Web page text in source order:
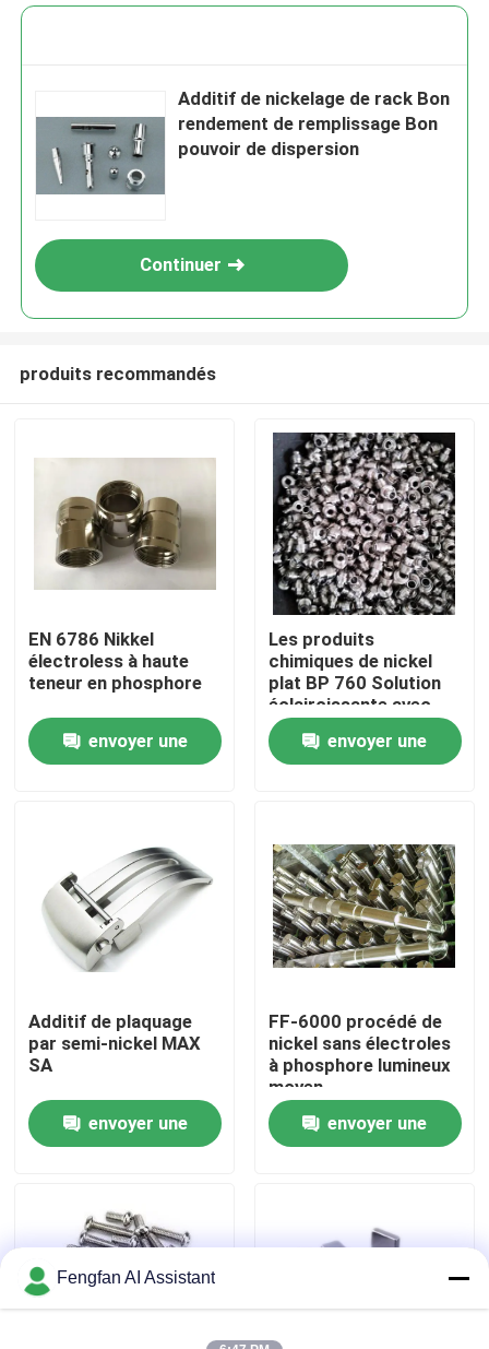
Accueil
À propos de nous
Contrôle de qualité
Nous contacter
Demander un devis
Produits chimiques de zingage
Additif de nickelage de rack Bon
rendement de remplissage Bon
pouvoir de dispersion
Continuer
produits recommandés
EN 6786 Nikkel
électroless à haute
teneur en phosphore
envoyer une
Les produits
chimiques de nickel
plat BP 760 Solution
éclaircissante avec
couche de nickel plat
à basse contrainte
envoyer une
Additif de plaquage
par semi-nickel MAX
SA
envoyer une
FF-6000 procédé de
nickel sans électroles
à phosphore lumineux
moyen
envoyer une
Fengfan AI Assistant